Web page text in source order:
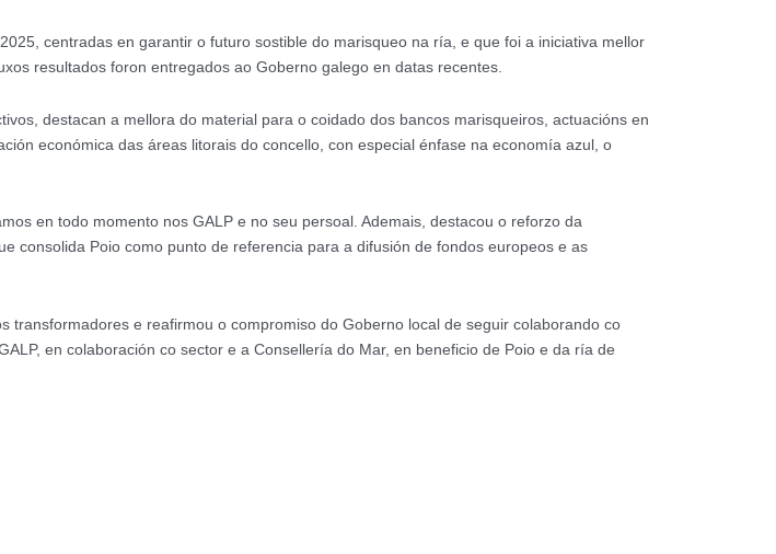
centradas en garantir o futuro sostible do marisqueo na ría, e que foi a iniciativa mellor
resultados foron entregados ao Goberno galego en datas recentes.
destacan a mellora do material para o coidado dos bancos marisqueiros, actuacións en
económica das áreas litorais do concello, con especial énfase na economía azul, o
en todo momento nos GALP e no seu persoal. Ademais, destacou o reforzo da
consolida Poio como punto de referencia para a difusión de fondos europeos e as
e reafirmou o compromiso do Goberno local de seguir colaborando co
en colaboración co sector e a Consellería do Mar, en beneficio de Poio e da ría de